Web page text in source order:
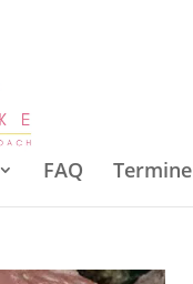
FAQ Termine